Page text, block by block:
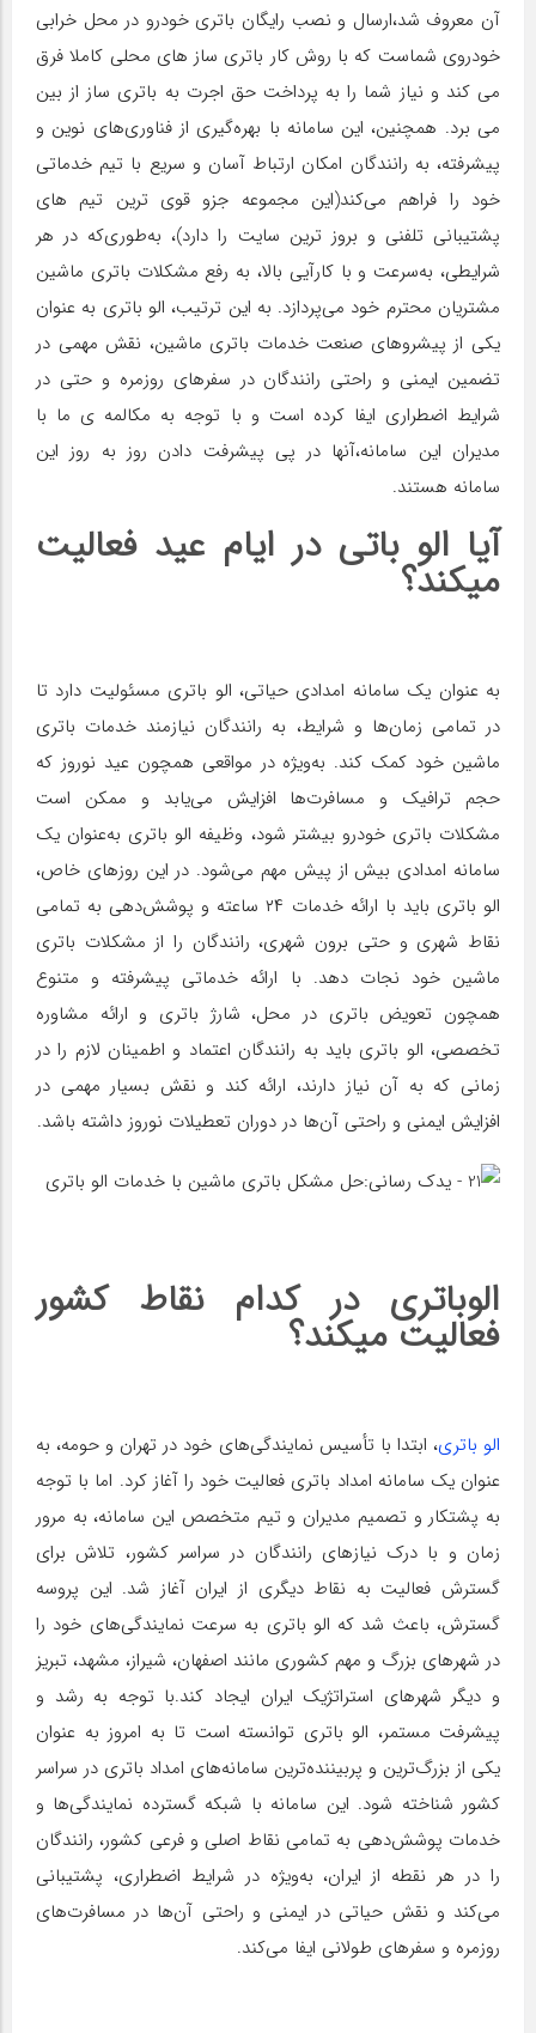
آن معروف شد،ارسال و نصب رایگان باتری خودرو در محل خرابی
خودروی شماست که با روش کار باتری ساز های محلی کاملا فرق
می کند و نیاز شما را به پرداخت حق اجرت به باتری ساز از بین
می برد. همچنین، این سامانه با بهره‌گیری از فناوری‌های نوین و
پیشرفته، به رانندگان امکان ارتباط آسان و سریع با تیم خدماتی
خود را فراهم می‌کند(این مجموعه جزو قوی ترین تیم های
پشتیبانی تلفنی و بروز ترین سایت را دارد)، به‌طوری‌که در هر
شرایطی، به‌سرعت و با کارآیی بالا، به رفع مشکلات باتری ماشین
مشتریان محترم خود می‌پردازد. به این ترتیب، الو باتری به عنوان
یکی از پیشروهای صنعت خدمات باتری ماشین، نقش مهمی در
تضمین ایمنی و راحتی رانندگان در سفرهای روزمره و حتی در
شرایط اضطراری ایفا کرده است و با توجه به مکالمه ی ما با
مدیران این سامانه،آنها در پی پیشرفت دادن روز به روز این
سامانه هستند.
آیا الو باتی در ایام عید فعالیت
میکند؟
به عنوان یک سامانه امدادی حیاتی، الو باتری مسئولیت دارد تا
در تمامی زمان‌ها و شرایط، به رانندگان نیازمند خدمات باتری
ماشین خود کمک کند. به‌ویژه در مواقعی همچون عید نوروز که
حجم ترافیک و مسافرت‌ها افزایش می‌یابد و ممکن است
مشکلات باتری خودرو بیشتر شود، وظیفه الو باتری به‌عنوان یک
سامانه امدادی بیش از پیش مهم می‌شود. در این روزهای خاص،
الو باتری باید با ارائه خدمات ۲۴ ساعته و پوشش‌دهی به تمامی
نقاط شهری و حتی برون شهری، رانندگان را از مشکلات باتری
ماشین خود نجات دهد. با ارائه خدماتی پیشرفته و متنوع
همچون تعویض باتری در محل، شارژ باتری و ارائه مشاوره
تخصصی، الو باتری باید به رانندگان اعتماد و اطمینان لازم را در
زمانی که به آن نیاز دارند، ارائه کند و نقش بسیار مهمی در
افزایش ایمنی و راحتی آن‌ها در دوران تعطیلات نوروز داشته باشد.
الوباتری در کدام نقاط کشور
فعالیت میکند؟
الو باتری، ابتدا با تأسیس نمایندگی‌های خود در تهران و حومه، به
عنوان یک سامانه امداد باتری فعالیت خود را آغاز کرد. اما با توجه
به پشتکار و تصمیم مدیران و تیم متخصص این سامانه، به مرور
زمان و با درک نیازهای رانندگان در سراسر کشور، تلاش برای
گسترش فعالیت به نقاط دیگری از ایران آغاز شد. این پروسه
گسترش، باعث شد که الو باتری به سرعت نمایندگی‌های خود را
در شهرهای بزرگ و مهم کشوری مانند اصفهان، شیراز، مشهد، تبریز
و دیگر شهرهای استراتژیک ایران ایجاد کند.با توجه به رشد و
پیشرفت مستمر، الو باتری توانسته است تا به امروز به عنوان
یکی از بزرگ‌ترین و پربیننده‌ترین سامانه‌های امداد باتری در سراسر
کشور شناخته شود. این سامانه با شبکه گسترده نمایندگی‌ها و
خدمات پوشش‌دهی به تمامی نقاط اصلی و فرعی کشور، رانندگان
را در هر نقطه از ایران، به‌ویژه در شرایط اضطراری، پشتیبانی
می‌کند و نقش حیاتی در ایمنی و راحتی آن‌ها در مسافرت‌های
روزمره و سفرهای طولانی ایفا می‌کند.